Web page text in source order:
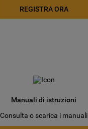
REGISTRA ORA
Manuali di istruzioni
Consulta o scarica i manuali